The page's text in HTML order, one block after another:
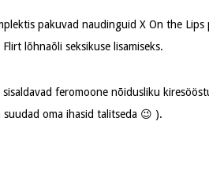
pakuvad naudinguid X On the
lõhnaõli seksikuse lisamiseks.
feromoone nõidusliku
oma ihasid talitseda 😉 ).